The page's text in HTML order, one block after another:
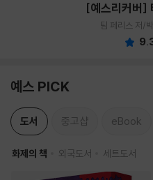
[예스리커버]
팀 페리스 저/
예스 PICK
도서 중고샵 eBook
화제의 책 외국도서 세트도서